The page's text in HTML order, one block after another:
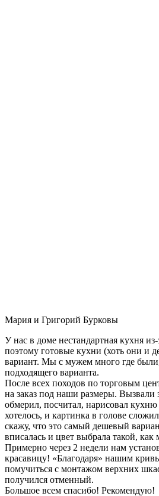
Мария и Григорий Бурковы
У нас в доме нестандартная кухня
поэтому готовые кухни (хоть они и
вариант. Мы с мужем много где
подходящего варианта.
После всех походов по торговым
на заказ под наши размеры. Вызвали
обмерил, посчитал, нарисовал
хотелось, и картинка в голове
скажу, что это самый дешевый
вписалась и цвет выбрала такой, как
Примерно через 2 недели нам
красавицу! «Благодаря» нашим
помучиться с монтажом верхних
получился отменный.
Большое всем спасибо! Рекомендую!